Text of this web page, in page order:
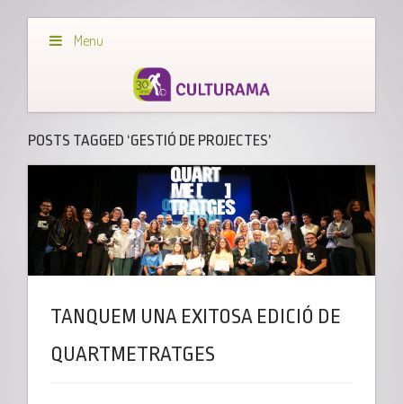
Menu
POSTS TAGGED ‘GESTIÓ DE PROJECTES’
TANQUEM UNA EXITOSA EDICIÓ DE
QUARTMETRATGES